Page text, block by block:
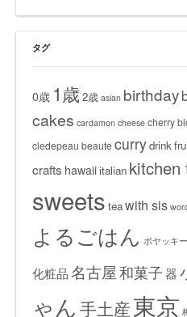
タグ
0歳 1歳 2歳 asian birthday
cakes cardamon cheese cherry
cledepeau beautecurrydrink
crafts hawaiiitalian kitchen
sweets teawith sis
よるごはん ボヤッキー
化粧品名古屋和菓子器
ゃん 手土産東京